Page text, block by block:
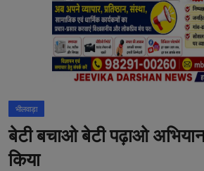
About us
शाहपुरा
मनोरंजन
भीलवाड़ा
बेटी बचाओ बेटी पढ़ाओ अभियान
किया